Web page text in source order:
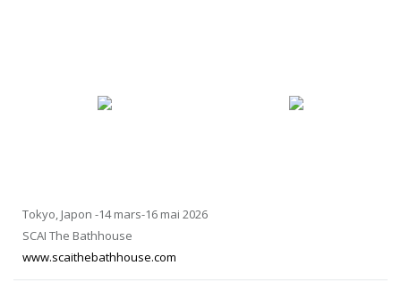
Tokyo, Japon -14 mars-16 mai 2026
SCAI The Bathhouse
www.scaithebathhouse.com